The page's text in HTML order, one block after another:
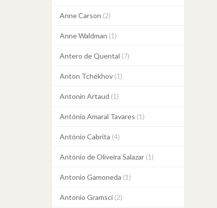
Anne Carson (2)
Anne Waldman (1)
Antero de Quental (7)
Anton Tchékhov (1)
Antonin Artaud (1)
António Amaral Tavares (1)
António Cabrita (4)
António de Oliveira Salazar (1)
Antonio Gamoneda (1)
Antonio Gramsci (2)